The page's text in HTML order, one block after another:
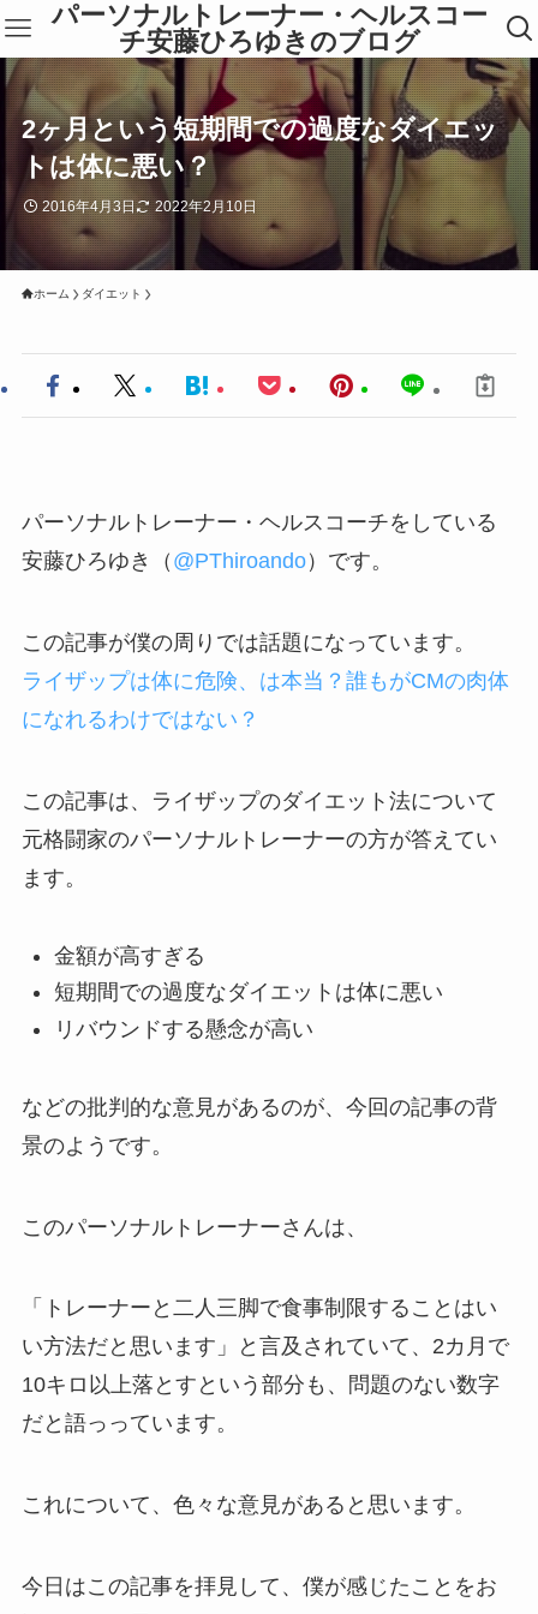
パーソナルトレーナー・ヘルスコー
チ安藤ひろゆきのブログ
2ヶ月という短期間での過度なダイエッ
トは体に悪い？
2016年4月3日 2022年2月10日
ホーム ダイエット
パーソナルトレーナー・ヘルスコーチをしている
安藤ひろゆき（ @PThiroando）です。
この記事が僕の周りでは話題になっています。
ライザップは体に危険、は本当？誰もがCMの肉体
になれるわけではない？
この記事は、ライザップのダイエット法について
元格闘家のパーソナルトレーナーの方が答えてい
ます。
金額が高すぎる
短期間での過度なダイエットは体に悪い
リバウンドする懸念が高い
などの批判的な意見があるのが、今回の記事の背
景のようです。
このパーソナルトレーナーさんは、
「トレーナーと二人三脚で食事制限することはい
い方法だと思います」と言及されていて、2カ月で
10キロ以上落とすという部分も、問題のない数字
だと語っっています。
これについて、色々な意見があると思います。
今日はこの記事を拝見して、僕が感じたことをお